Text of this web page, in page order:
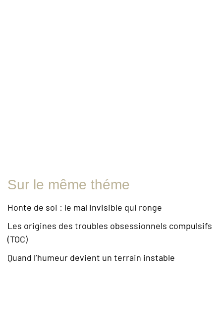
Sur le même théme
Honte de soi : le mal invisible qui ronge
Les origines des troubles obsessionnels compulsifs
(TOC)
Quand l’humeur devient un terrain instable